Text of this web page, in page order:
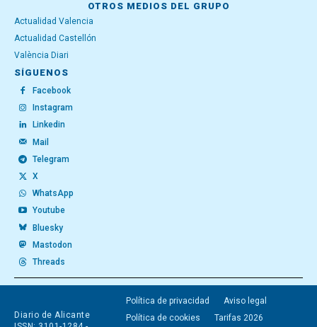
OTROS MEDIOS DEL GRUPO
Actualidad Valencia
Actualidad Castellón
València Diari
SÍGUENOS
Facebook
Instagram
Linkedin
Mail
Telegram
X
WhatsApp
Youtube
Bluesky
Mastodon
Threads
Diario de Alicante
Política de privacidad
Aviso legal
Política de cookies
Tarifas 2026